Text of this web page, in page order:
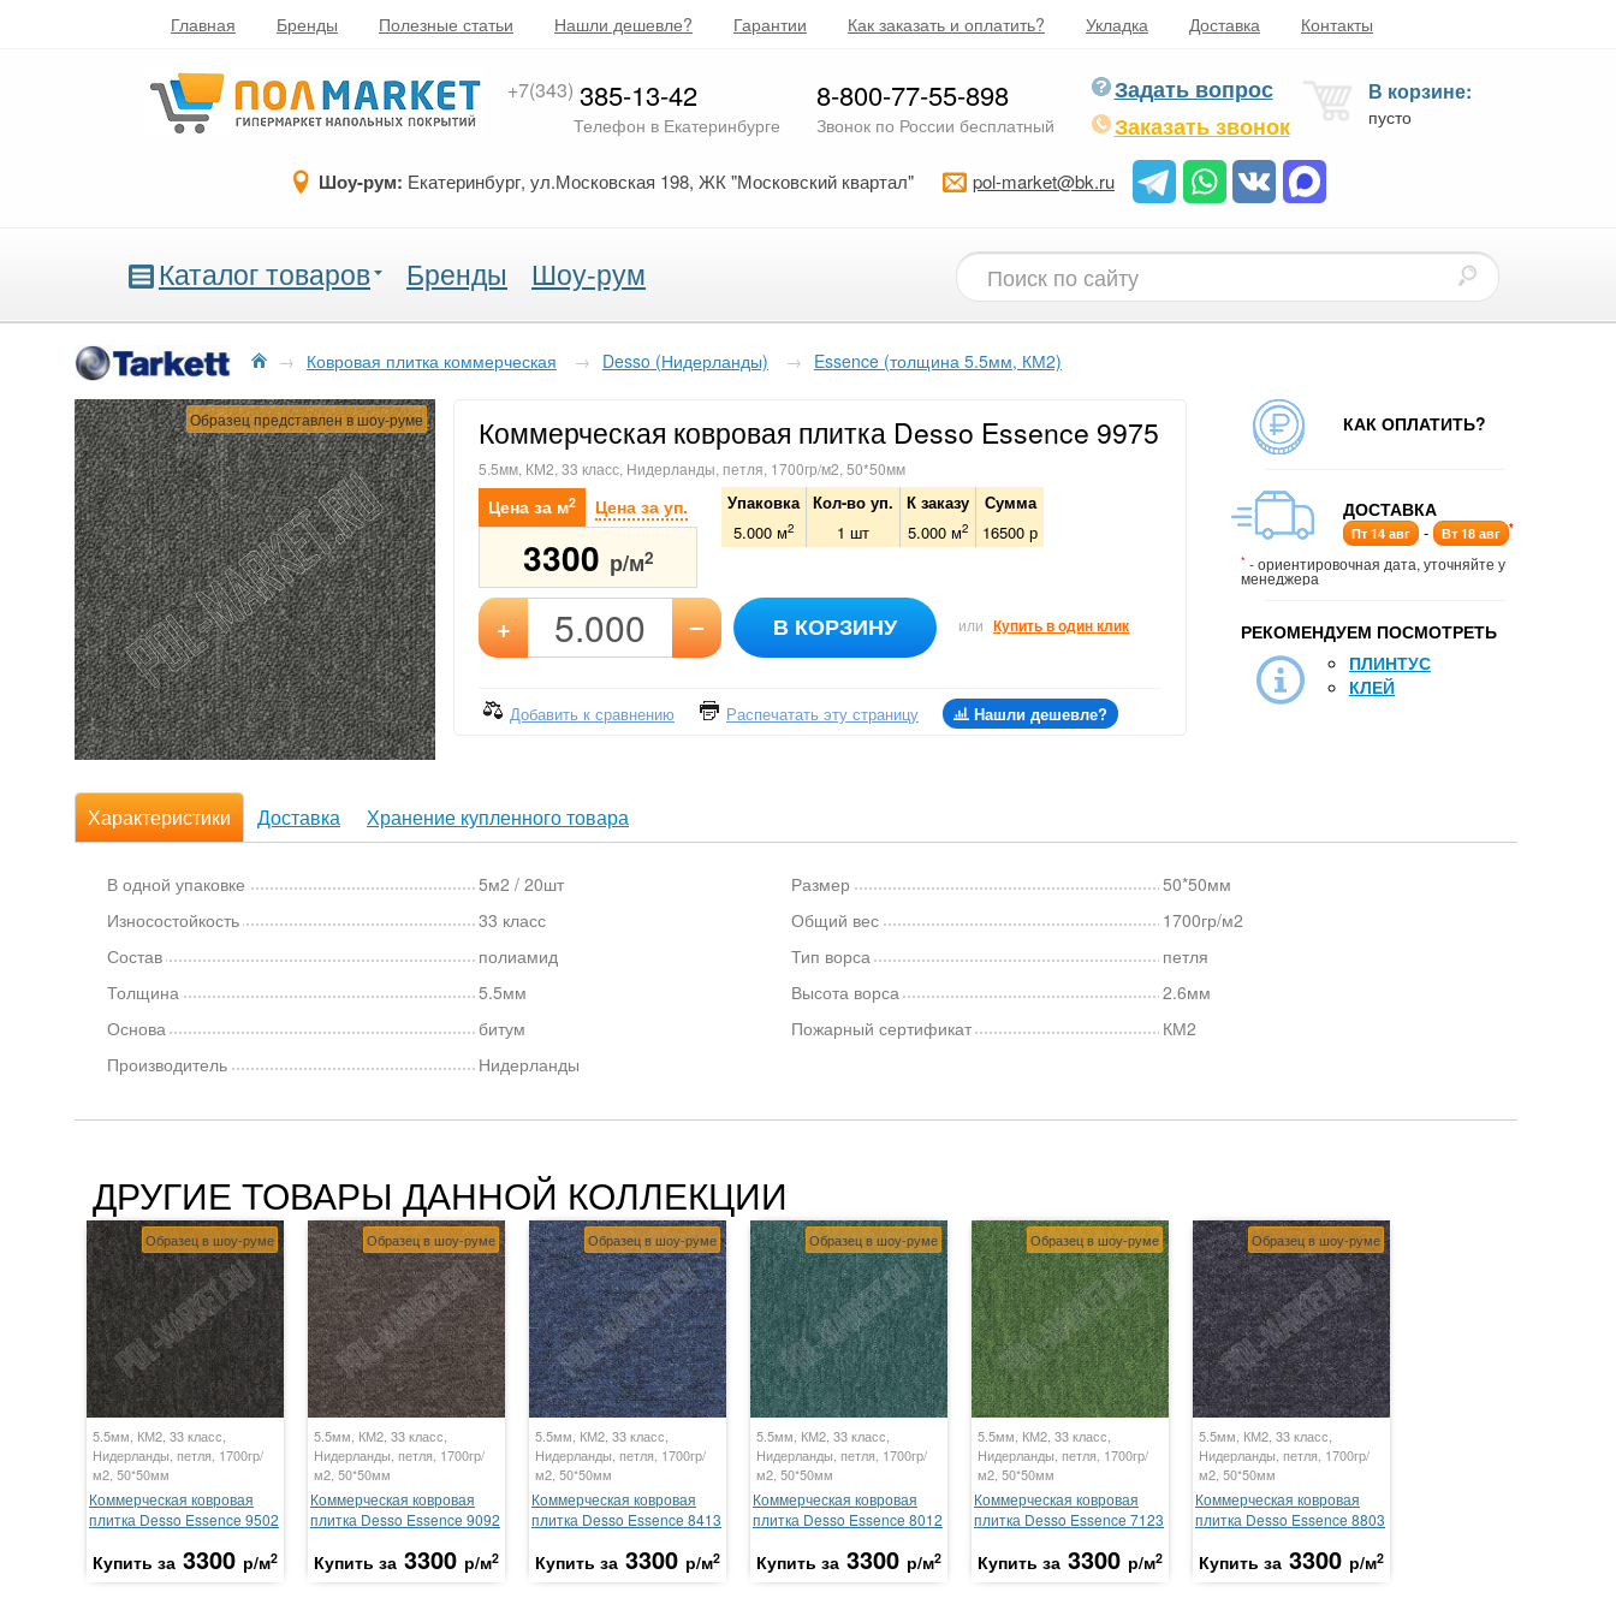
Главная Бренды Полезные статьи Нашли дешевле? Гарантии Как заказать и оплатить? Укладка Доставка Контакты
+7(343) 385-13-42
Телефон в Екатеринбурге
8-800-77-55-898
Звонок по России бесплатный
Задать вопрос
Заказать звонок
В корзине:
пусто
Шоу-рум: Екатеринбург, ул.Московская 198, ЖК "Московский квартал" pol-market@bk.ru
Каталог товаров Бренды Шоу-рум
→ Ковровая плитка коммерческая → Desso (Нидерланды) → Essence (толщина 5.5мм, КМ2)
Образец представлен в шоу-руме Коммерческая ковровая плитка Desso Essence 9975
5.5мм, КМ2, 33 класс, Нидерланды, петля, 1700гр/м2, 50*50мм
Цена за м2 Цена за уп.
3300 р/м2
Упаковка Кол-во уп. К заказу
Сумма
5.000 м2 1 шт 5.000 м2 16500 р
+ – В КОРЗИНУ или Купить в один клик
Добавить к сравнению Распечатать эту страницу Нашли дешевле?
КАК ОПЛАТИТЬ?
ДОСТАВКА
Пт 14 авг - Вт 18 авг *
* - ориентировочная дата, уточняйте у
менеджера
РЕКОМЕНДУЕМ ПОСМОТРЕТЬ
ПЛИНТУС
КЛЕЙ
Характеристики Доставка Хранение купленного товара
В одной упаковке
5м2 / 20шт
Износостойкость
33 класс
Состав
полиамид
Толщина
5.5мм
Основа
битум
Производитель
Нидерланды
Размер
50*50мм
Общий вес
1700гр/м2
Тип ворса
петля
Высота ворса
2.6мм
Пожарный сертификат
КМ2
ДРУГИЕ ТОВАРЫ ДАННОЙ КОЛЛЕКЦИИ
Образец в шоу-руме
5.5мм, КМ2, 33 класс,
Нидерланды, петля, 1700гр/
м2, 50*50мм
Коммерческая ковровая
плитка Desso Essence 9502
Купить за 3300 р/м2
Образец в шоу-руме
5.5мм, КМ2, 33 класс,
Нидерланды, петля, 1700гр/
м2, 50*50мм
Коммерческая ковровая
плитка Desso Essence 9092
Купить за 3300 р/м2
Образец в шоу-руме
5.5мм, КМ2, 33 класс,
Нидерланды, петля, 1700гр/
м2, 50*50мм
Коммерческая ковровая
плитка Desso Essence 8413
Купить за 3300 р/м2
Образец в шоу-руме
5.5мм, КМ2, 33 класс,
Нидерланды, петля, 1700гр/
м2, 50*50мм
Коммерческая ковровая
плитка Desso Essence 8012
Купить за 3300 р/м2
Образец в шоу-руме
5.5мм, КМ2, 33 класс,
Нидерланды, петля, 1700гр/
м2, 50*50мм
Коммерческая ковровая
плитка Desso Essence 7123
Купить за 3300 р/м2
Образец в шоу-руме
5.5мм, КМ2, 33 класс,
Нидерланды, петля, 1700гр/
м2, 50*50мм
Коммерческая ковровая
плитка Desso Essence 8803
Купить за 3300 р/м2